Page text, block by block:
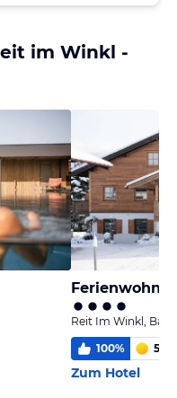
im Winkl -
Reit Im Winkl,
100% 5,7
Zum Hotel